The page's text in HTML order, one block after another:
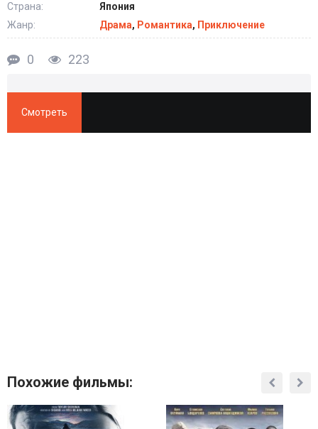
Страна:
Япония
Жанр:
Драма, Романтика, Приключение
0 223
Смотреть
Похожие фильмы: